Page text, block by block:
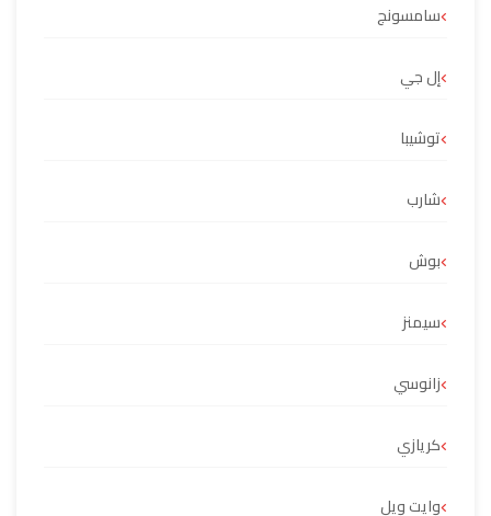
سامسونج
إل جي
توشيبا
شارب
بوش
سيمنز
زانوسي
كريازي
وايت ويل